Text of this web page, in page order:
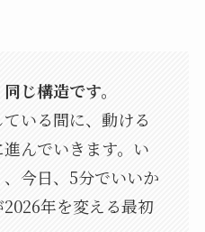
じ構造です。
ている間に、動ける
んでいきます。い
今日、5分でいいか
年を変える最初